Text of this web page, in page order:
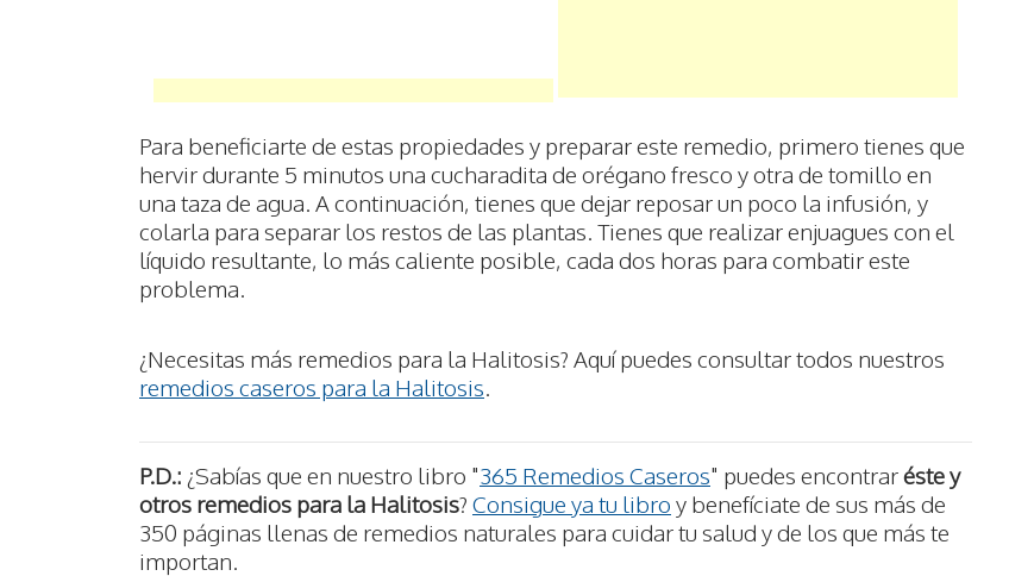
Para beneficiarte de estas propiedades y preparar este remedio, primero tienes que
hervir durante 5 minutos una cucharadita de orégano fresco y otra de tomillo en
una taza de agua. A continuación, tienes que dejar reposar un poco la infusión, y
colarla para separar los restos de las plantas. Tienes que realizar enjuagues con el
líquido resultante, lo más caliente posible, cada dos horas para combatir este
problema.
¿Necesitas más remedios para la Halitosis? Aquí puedes consultar todos nuestros
remedios caseros para la Halitosis
P.D.: ¿Sabías que en nuestro libro "365 Remedios Caseros" puedes encontraréste y
otros remedios para la Halitosis? Consigue ya tu libro y benefíciate de sus más de
350 páginas llenas de remedios naturales para cuidar tu salud y de los que más te
importan.